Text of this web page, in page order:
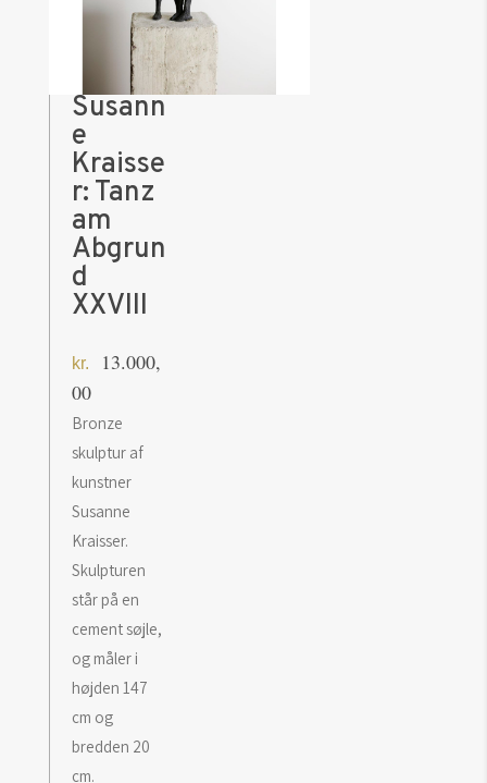
Susann
e
Kraisse
r: Tanz
am
Abgrun
d
XXVIII
kr.
13.000,
00
Bronze
skulptur af
kunstner
Susanne
Kraisser.
Skulpturen
står på en
cement søjle,
og måler i
højden 147
cm og
bredden 20
cm.